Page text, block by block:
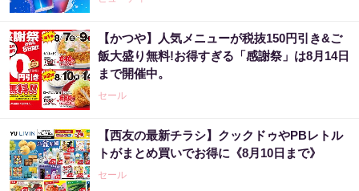
【かつや】人気メニューが税抜150円引き&ご
飯大盛り無料!お得すぎる「感謝祭」は8月14日
まで開催中。
セール
【西友の最新チラシ】クックドゥやPBレトル
トがまとめ買いでお得に《8月10日まで》
セール